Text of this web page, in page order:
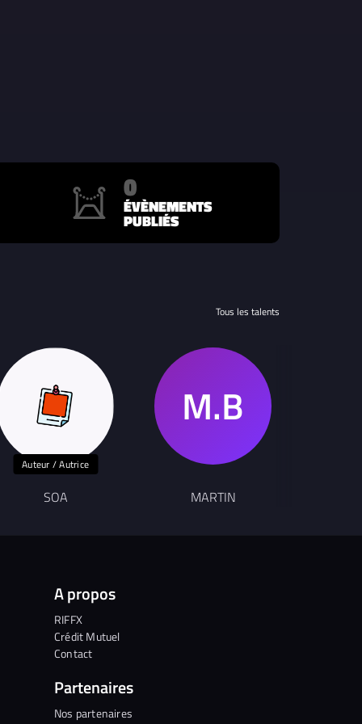
0
ÉVÈNEMENTS
PUBLIÉS
Tous les talents
Auteur / Autrice
SOA MARTIN
A propos
RIFFX
Crédit Mutuel
Contact
Partenaires
Nos partenaires